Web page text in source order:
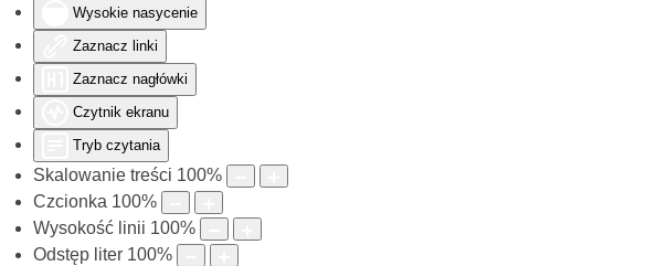
Wysokie nasycenie
Zaznacz linki
Zaznacz nagłówki
Czytnik ekranu
Tryb czytania
Skalowanie treści 100%
Czcionka 100%
Wysokość linii 100%
Odstęp liter 100%